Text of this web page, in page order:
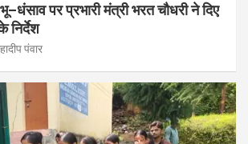
पर प्रभारी मंत्री भरत चौधरी ने दिए
निर्देश
पंवार